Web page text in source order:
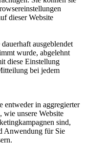
dieser Website
ausgeblendet
wurde, abgelehnt
diese Einstellung
bei jedem
entweder in aggregierter
wie unsere Website
sind,
Anwendung für Sie